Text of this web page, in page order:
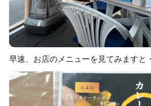
早速、お店のメニューを見てみますと